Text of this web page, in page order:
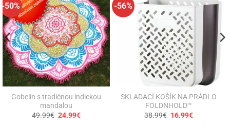
-50%
Gobelín s tradičnou indickou
mandalou
49.99€ Pôvodná
24.99€Aktuálna
-56%
SKLADACÍ KOŠÍK NA PRÁDLO
FOLDNHOLD™
38.99€ Pôvodná
16.99€Aktuálna